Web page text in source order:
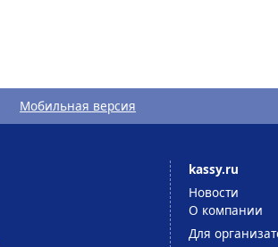
Мобильная версия
kassy.ru
Новости
О компании
Для